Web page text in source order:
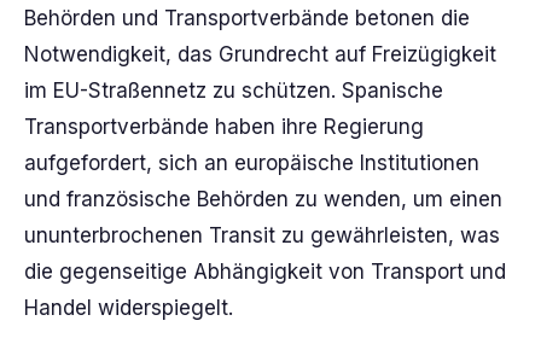
Behörden und Transportverbände betonen die
Notwendigkeit, das Grundrecht auf Freizügigkeit
im EU-Straßennetz zu schützen. Spanische
Transportverbände haben ihre Regierung
aufgefordert, sich an europäische Institutionen
und französische Behörden zu wenden, um einen
ununterbrochenen Transit zu gewährleisten, was
die gegenseitige Abhängigkeit von Transport und
Handel widerspiegelt.